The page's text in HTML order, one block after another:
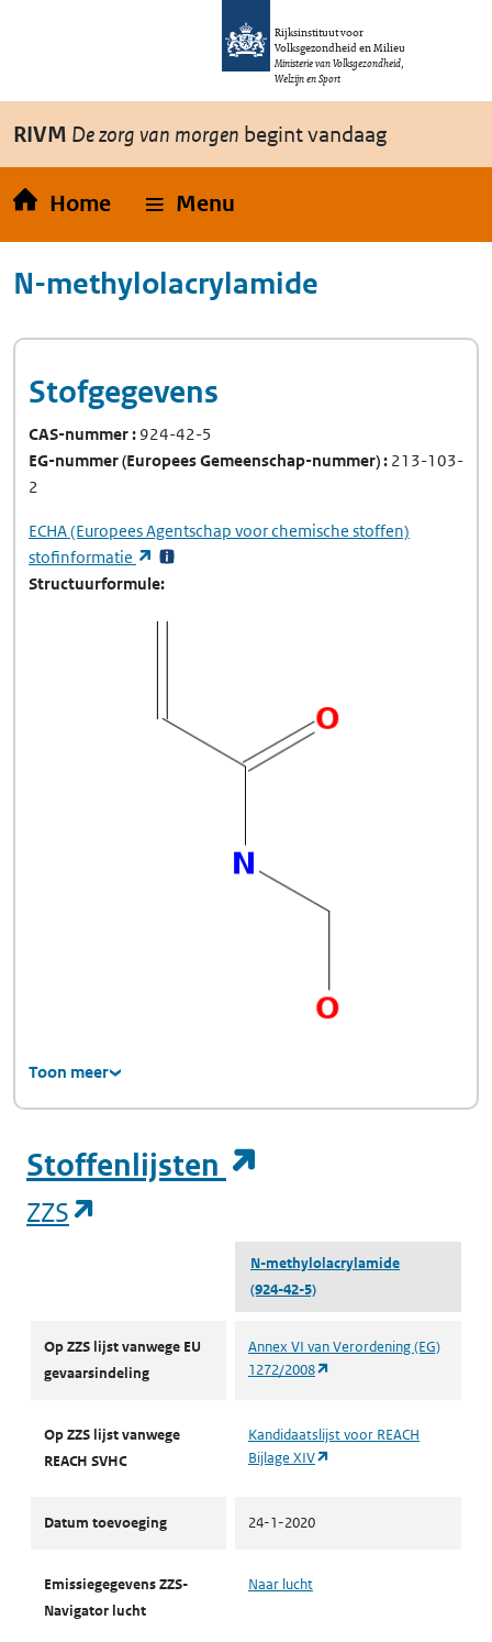
Overslaan en naar de inhoud gaan
Rijksinstituut voor
Volksgezondheid en Milieu
Ministerie van Volksgezondheid,
Welzijn en Sport
RIVM De zorg van morgen begint vandaag
Home Menu
N-methylol­acrylamide
Stofgegevens
CAS-nummer 924-42-5
EG-nummer(Europees Gemeenschap-nummer) 213-103-
2
ECHA(Europees Agentschap voor chemische stoffen)
stofinformatie
(opent in een nieuw tabblad)
Structuurformule
Toon meer
Stoffenlijsten
ZZS
N-methylol­acrylamide
(924-42-5)
Op ZZS lijst vanwege EU
gevaarsindeling
Annex VI van Verordening (EG)
1272/2008
Op ZZS lijst vanwege
REACH SVHC
Kandidaatslijst voor REACH
Bijlage XIV
Datum toevoeging 24-1-2020
Emissiegegevens ZZS-
Navigator lucht
Naar lucht